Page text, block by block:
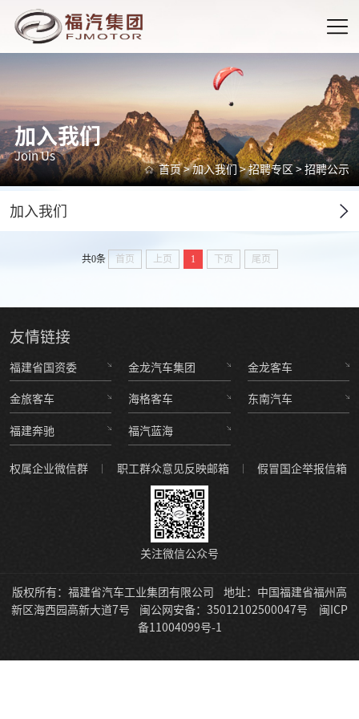
加入我们
Join Us
首页>加入我们 >招聘专区>招聘公示
加入我们
共0条 首页 上页 1 下页 尾页
友情链接
福建省国资委 金龙汽车集团 金龙客车
金旅客车 海格客车 东南汽车
福建奔驰 福汽蓝海
权属企业微信群 职工群众意见反映邮箱 假冒国企举报信箱
关注微信公众号
版权所有：福建省汽车工业集团有限公司
地址：中国福建省福州高
新区海西园高新大道7号
闽公网安备：35012102500047号
闽ICP
备11004099号-1